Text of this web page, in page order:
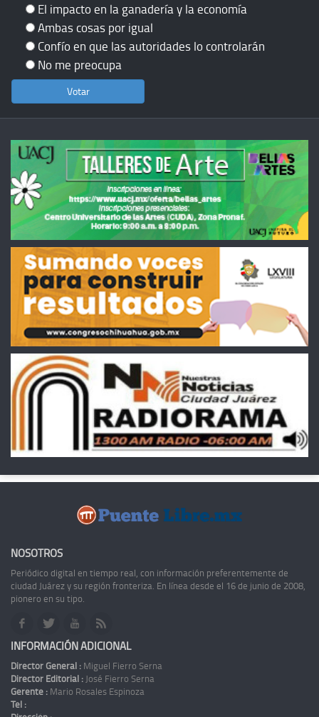
El impacto en la ganadería y la economía
Ambas cosas por igual
Confío en que las autoridades lo controlarán
No me preocupa
NOSOTROS
Periódico digital en tiempo real, con información preferentemente de
ciudad Juárez y su región fronteriza. En línea desde el 16 de junio de 2008,
pionero en su tipo.
INFORMACIÓN ADICIONAL
Director General : Miguel Fierro Serna
Director Editorial : José Fierro Serna
Gerente : Mario Rosales Espinoza
Tel :